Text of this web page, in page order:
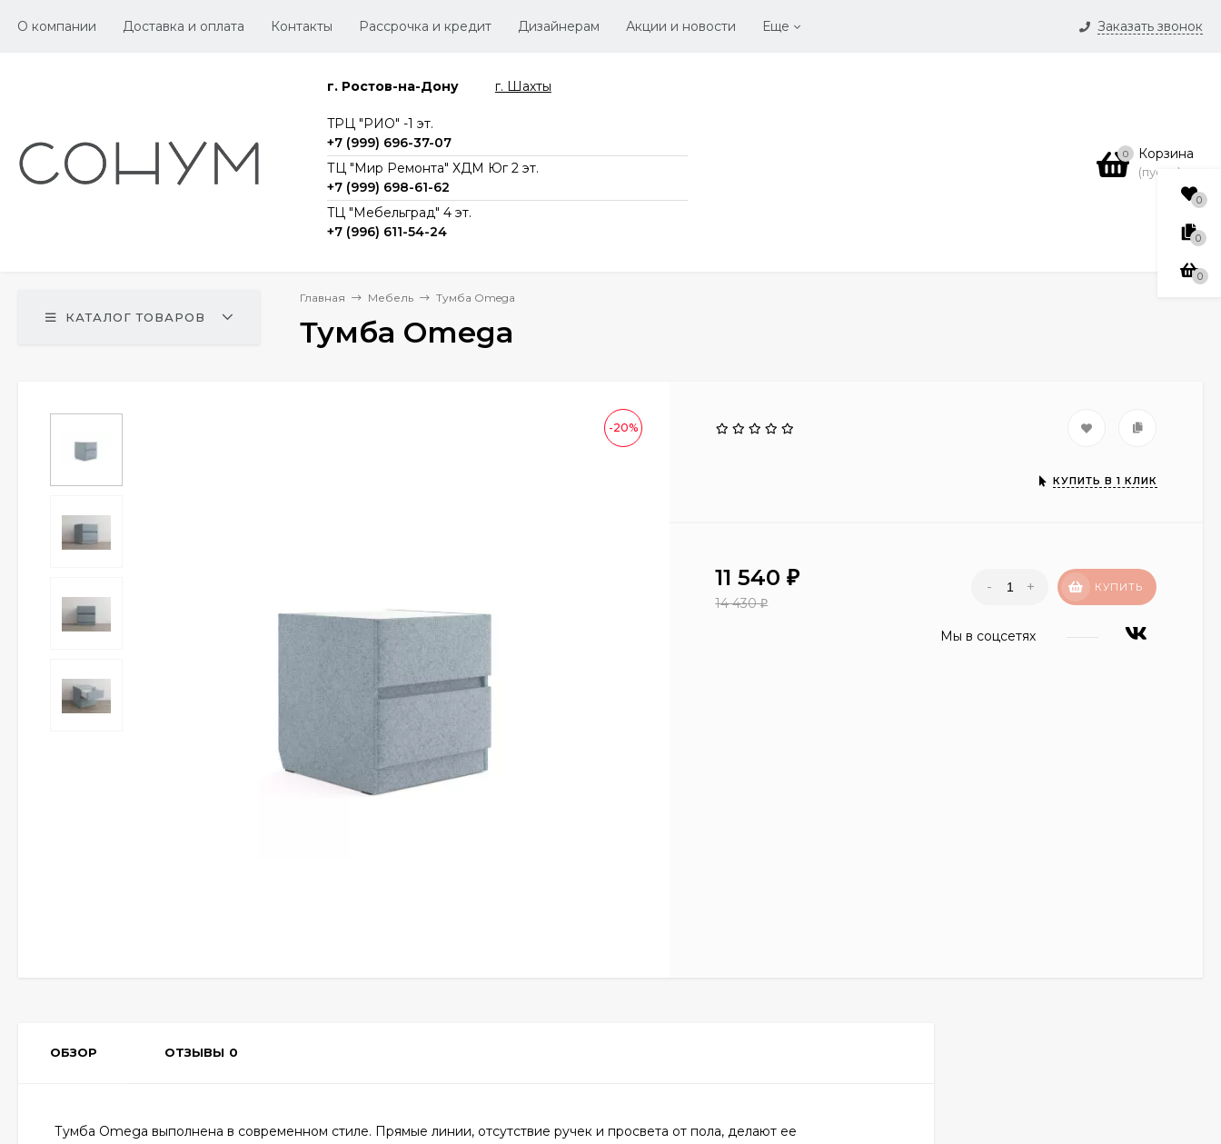
Заказать звонок
О компании Доставка и оплата Контакты Рассрочка и кредит Дизайнерам Акции и новости Еще
г. Ростов-на-Дону г. Шахты
TРЦ "РИО" -1 эт.
+7 (999) 696-37-07
ТЦ "Мир Ремонта" ХДМ Юг 2 эт.
+7 (999) 698-61-62
TЦ "Мебельград" 4 эт.
+7 (996) 611-54-24
0 Корзина
(пусто)
КАТАЛОГ ТОВАРОВ
Главная Мебель Тумба Omega
Тумба Omega
-20%
КУПИТЬ В 1 КЛИК
11 540₽
14 430₽
- + КУПИТЬ
Мы в соцсетях
ОБЗОР ОТЗЫВЫ 0
Тумба Omega выполнена в современном стиле. Прямые линии, отсутствие ручек и просвета от пола, делают ее
0
0
0